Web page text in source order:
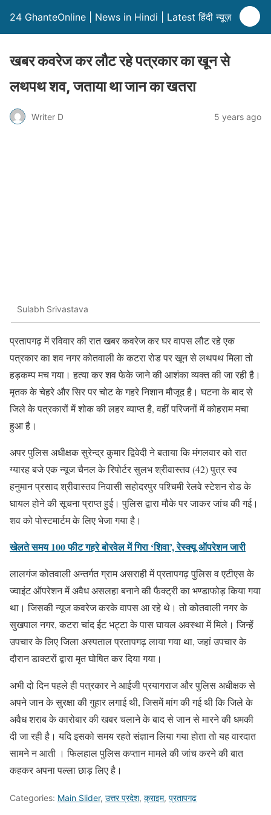
24 GhanteOnline | News in Hindi | Latest हिंदी न्यूज़
खबर कवरेज कर लौट रहे पत्रकार का खून से
लथपथ शव, जताया था जान का खतरा
Writer D 5 years ago
Sulabh Srivastava
प्रतापगढ़ में रविवार की रात खबर कवरेज कर घर वापस लौट रहे एक
पत्रकार का शव नगर कोतवाली के कटरा रोड पर खून से लथपथ मिला तो
हड़कम्प मच गया। हत्या कर शव फेके जाने की आशंका व्यक्त की जा रही है।
मृतक के चेहरे और सिर पर चोट के गहरे निशान मौजूद है। घटना के बाद से
जिले के पत्रकारों में शोक की लहर व्याप्त है, वहीं परिजनों में कोहराम मचा
हुआ है।
अपर पुलिस अधीक्षक सुरेन्द्र कुमार द्विवेदी ने बताया कि मंगलवार को रात
ग्यारह बजे एक न्यूज चैनल के रिपोर्टर सुलभ श्रीवास्तव (42) पुत्र स्व
हनुमान प्रसाद श्रीवास्तव निवासी सहोदरपुर पश्चिमी रेलवे स्टेशन रोड के
घायल होने की सूचना प्राप्त हुई। पुलिस द्वारा मौके पर जाकर जांच की गई।
शव को पोस्टमार्टम के लिए भेजा गया है।
खेलते समय 100 फीट गहरे बोरवेल में गिरा ‘शिवा’, रेस्क्यू ऑपरेशन जारी
लालगंज कोतवाली अन्तर्गत ग्राम असराही में प्रतापगढ़ पुलिस व एटीएस के
ज्वाइंट ऑपरेशन में अवैध असलहा बनाने की फैक्ट्री का भण्डाफोड़ किया गया
था। जिसकी न्यूज कवरेज करके वापस आ रहे थे। तो कोतवाली नगर के
सुखपाल नगर, कटरा चांद ईट भट्टा के पास घायल अवस्था में मिले। जिन्हें
उपचार के लिए जिला अस्पताल प्रतापगढ़ लाया गया था, जहां उपचार के
दौरान डाक्टरों द्वारा मृत घोषित कर दिया गया।
अभी दो दिन पहले ही पत्रकार ने आईजी प्रयागराज और पुलिस अधीक्षक से
अपने जान के सुरक्षा की गुहार लगाई थी, जिसमें मांग की गई थी कि जिले के
अवैध शराब के कारोबार की खबर चलाने के बाद से जान से मारने की धमकी
दी जा रही है। यदि इसको समय रहते संज्ञान लिया गया होता तो यह वारदात
सामने न आती । फिलहाल पुलिस कप्तान मामले की जांच करने की बात
कहकर अपना पल्ला छाड़ लिए है।
Categories: Main Slider, उत्तर प्रदेश, क्राइम, प्रतापगढ़